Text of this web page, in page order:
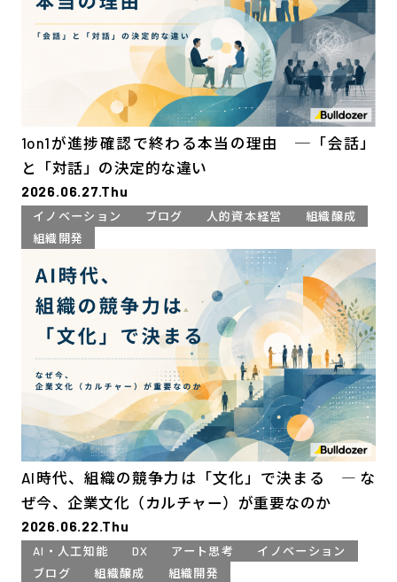
1on1が進捗確認で終わる本当の理由 ─「会話」
と「対話」の決定的な違い
2026.06.27.Thu
イノベーション ブログ 人的資本経営
組織醸成
組織開発
AI時代、組織の競争力は「文化」で決まる ― な
ぜ今、企業文化（カルチャー）が重要なのか
2026.06.22.Thu
AI・人工知能 DX アート思考
イノベーション
ブログ
組織醸成 組織開発